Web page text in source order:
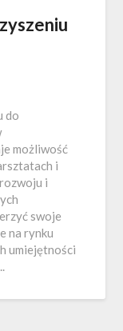
do
możliwość
i
i
swoje
na rynku
umiejętności